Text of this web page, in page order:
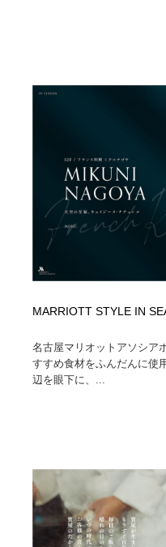
MARRIOTT STYLE IN
名古屋マリオットアソシア
すすめ食材をふんだんに使
辺を眼下に、...